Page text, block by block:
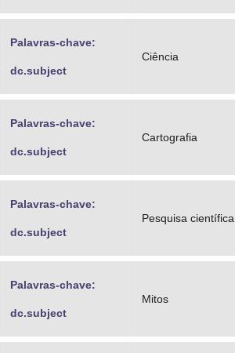
Palavras-chave:
dc.subject
Ciência
Palavras-chave:
dc.subject
Cartografia
Palavras-chave:
dc.subject
Pesquisa científica
Palavras-chave:
dc.subject
Mitos